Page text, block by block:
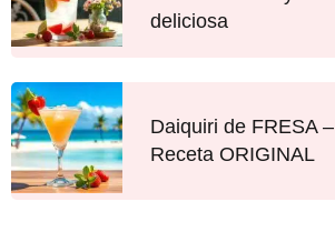
deliciosa
Daiquiri de FRESA –
Receta ORIGINAL